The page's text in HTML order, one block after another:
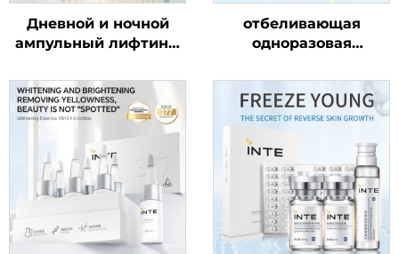
Дневной и ночной
ампульный лифтинг-
отбеливающая
одноразовая